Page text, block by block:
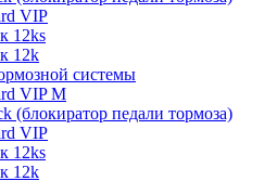
VIP
12ks
12k
системы
VIP M
(блокиратор педали тормоза)
VIP
12ks
12k